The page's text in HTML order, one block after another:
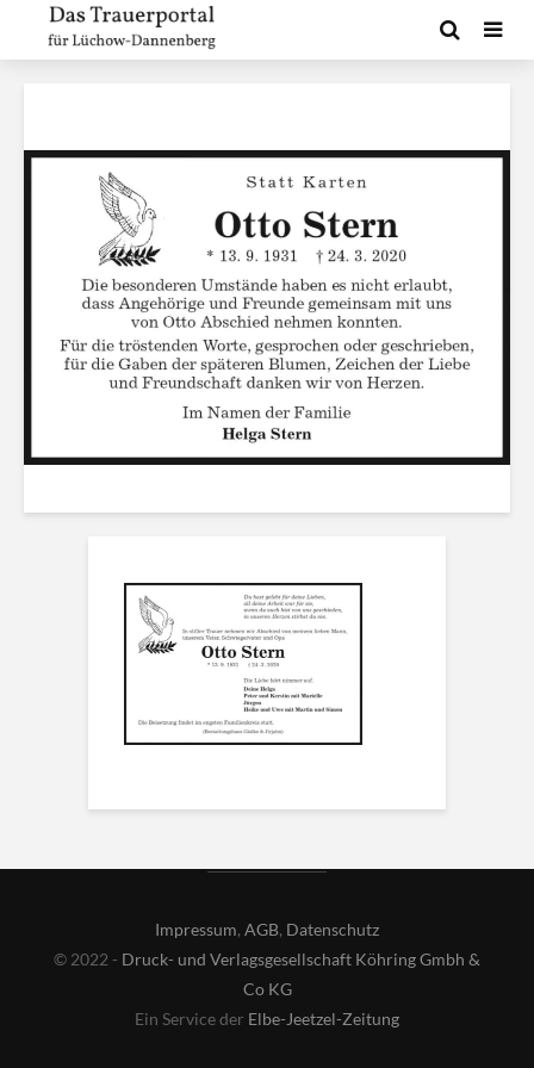
Impressum, AGB, Datenschutz
© 2022 - Druck- und Verlagsgesellschaft Köhring Gmbh &
Co KG
Ein Service der Elbe-Jeetzel-Zeitung